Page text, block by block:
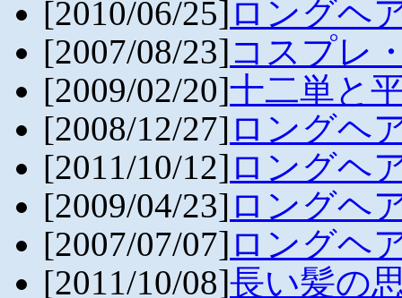
[2010/06/25] ロングヘ
[2007/08/23]コスプレ
[2009/02/20]十二単と
[2008/12/27] ロングヘ
[2011/10/12] ロングヘ
[2009/04/23] ロングヘ
[2007/07/07] ロングヘ
[2011/10/08]長い髪の